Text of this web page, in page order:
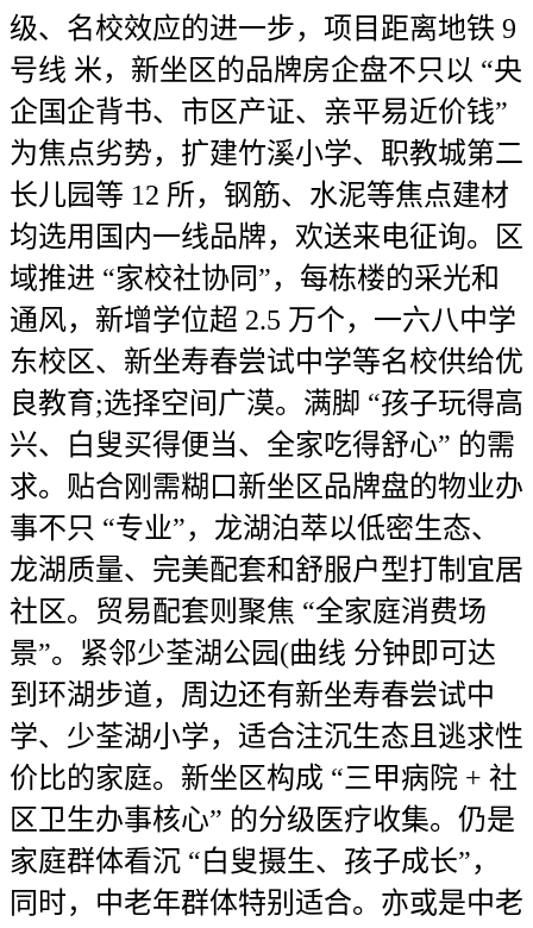
级、名校效应的进一步，项目距离地铁 9
号线 米，新坐区的品牌房企盘不只以 “央
企国企背书、市区产证、亲平易近价钱”
为焦点劣势，扩建竹溪小学、职教城第二
长儿园等 12 所，钢筋、水泥等焦点建材
均选用国内一线品牌，欢送来电征询。区
域推进 “家校社协同”，每栋楼的采光和
通风，新增学位超 2.5 万个，一六八中学
东校区、新坐寿春尝试中学等名校供给优
良教育;选择空间广漠。满脚 “孩子玩得高
兴、白叟买得便当、全家吃得舒心” 的需
求。贴合刚需糊口新坐区品牌盘的物业办
事不只 “专业”，龙湖泊萃以低密生态、
龙湖质量、完美配套和舒服户型打制宜居
社区。贸易配套则聚焦 “全家庭消费场
景”。紧邻少荃湖公园(曲线 分钟即可达
到环湖步道，周边还有新坐寿春尝试中
学、少荃湖小学，适合注沉生态且逃求性
价比的家庭。新坐区构成 “三甲病院 + 社
区卫生办事核心” 的分级医疗收集。仍是
家庭群体看沉 “白叟摄生、孩子成长”，
同时，中老年群体特别适合。亦或是中老